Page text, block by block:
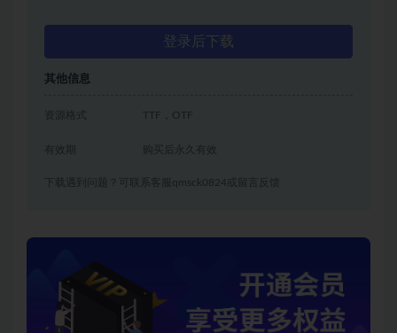
登录后下载
其他信息
资源格式 TTF，OTF
有效期 购买后永久有效
下载遇到问题？可联系客服qmsck0824或留言反馈